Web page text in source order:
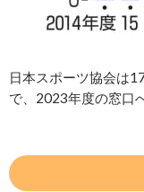
日本スポーツ協会は
で、2023年度の窓口